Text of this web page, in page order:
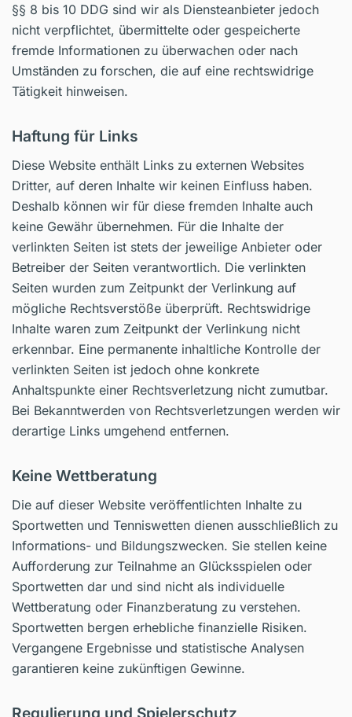
§§ 8 bis 10 DDG sind wir als Diensteanbieter jedoch
nicht verpflichtet, übermittelte oder gespeicherte
fremde Informationen zu überwachen oder nach
Umständen zu forschen, die auf eine rechtswidrige
Tätigkeit hinweisen.
Haftung für Links
Diese Website enthält Links zu externen Websites
Dritter, auf deren Inhalte wir keinen Einfluss haben.
Deshalb können wir für diese fremden Inhalte auch
keine Gewähr übernehmen. Für die Inhalte der
verlinkten Seiten ist stets der jeweilige Anbieter oder
Betreiber der Seiten verantwortlich. Die verlinkten
Seiten wurden zum Zeitpunkt der Verlinkung auf
mögliche Rechtsverstöße überprüft. Rechtswidrige
Inhalte waren zum Zeitpunkt der Verlinkung nicht
erkennbar. Eine permanente inhaltliche Kontrolle der
verlinkten Seiten ist jedoch ohne konkrete
Anhaltspunkte einer Rechtsverletzung nicht zumutbar.
Bei Bekanntwerden von Rechtsverletzungen werden wir
derartige Links umgehend entfernen.
Keine Wettberatung
Die auf dieser Website veröffentlichten Inhalte zu
Sportwetten und Tenniswetten dienen ausschließlich zu
Informations- und Bildungszwecken. Sie stellen keine
Aufforderung zur Teilnahme an Glücksspielen oder
Sportwetten dar und sind nicht als individuelle
Wettberatung oder Finanzberatung zu verstehen.
Sportwetten bergen erhebliche finanzielle Risiken.
Vergangene Ergebnisse und statistische Analysen
garantieren keine zukünftigen Gewinne.
Regulierung und Spielerschutz